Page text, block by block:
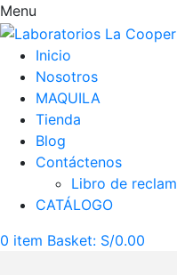
Menu
Inicio
Nosotros
MAQUILA
Tienda
Blog
Contáctenos
Libro de
CATÁLOGO
0 item Basket: S/0.00